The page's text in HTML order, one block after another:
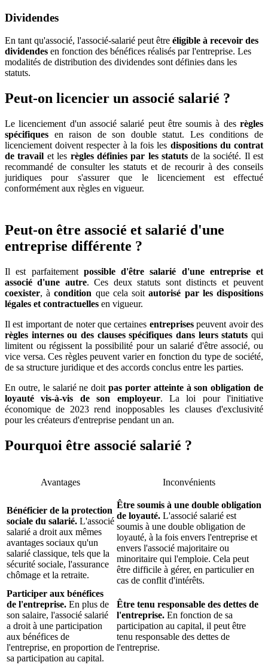
Dividendes
En tant qu'associé, l'associé-salarié peut être éligible à recevoir des
dividendes en fonction des bénéfices réalisés par l'entreprise. Les
modalités de distribution des dividendes sont définies dans les
statuts.
Peut-on licencier un associé salarié ?
Le licenciement d'un associé salarié peut être soumis à desrègles
spécifiques en raison de son double statut. Les conditions de
licenciement doivent respecter à la fois les dispositions du contrat
de travail et les règles définies par les statuts de la société. Il est
recommandé de consulter les statuts et de recourir à des conseils
juridiques pour s'assurer que le licenciement est effectué
conformément aux règles en vigueur.
Peut-on être associé et salarié d'une
entreprise différente ?
Il est parfaitementpossible d'être salarié d'une entreprise et
associé d'une autre. Ces deux statuts sont distincts et peuvent
coexister, àcondition que cela soitautorisé par les dispositions
légales et contractuelles en vigueur.
Il est important de noter que certaines entreprisespeuvent avoir des
règles internes ou des clauses spécifiques dans leurs statuts qui
limitent ou régissent la possibilité pour un salarié d'être associé, ou
vice versa. Ces règles peuvent varier en fonction du type de société,
de sa structure juridique et des accords conclus entre les parties.
En outre, le salarié ne doit pas porter atteinte à son obligation de
loyauté vis-à-vis de son employeur. La loi pour l'initiative
économique de 2023 rend inopposables les clauses d'exclusivité
pour les créateurs d'entreprise pendant un an.
Pourquoi être associé salarié ?
Avantages Inconvénients
Bénéficier de la protection
sociale du salarié. L'associé
salarié a droit aux mêmes
avantages sociaux qu'un
salarié classique, tels que la
sécurité sociale, l'assurance
chômage et la retraite.
Être soumis à une double obligation
de loyauté. L'associé salarié est
soumis à une double obligation de
loyauté, à la fois envers l'entreprise et
envers l'associé majoritaire ou
minoritaire qui l'emploie. Cela peut
être difficile à gérer, en particulier en
cas de conflit d'intérêts.
Participer aux bénéfices
de l'entreprise. En plus de
son salaire, l'associé salarié
a droit à une participation
aux bénéfices de
l'entreprise, en proportion de
sa participation au capital.
Être tenu responsable des dettes de
l'entreprise. En fonction de sa
participation au capital, il peut être
tenu responsable des dettes de
l'entreprise.